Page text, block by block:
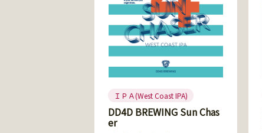
ＩＰＡ(West Coast IPA)
DD4D BREWING Sun Chas
er